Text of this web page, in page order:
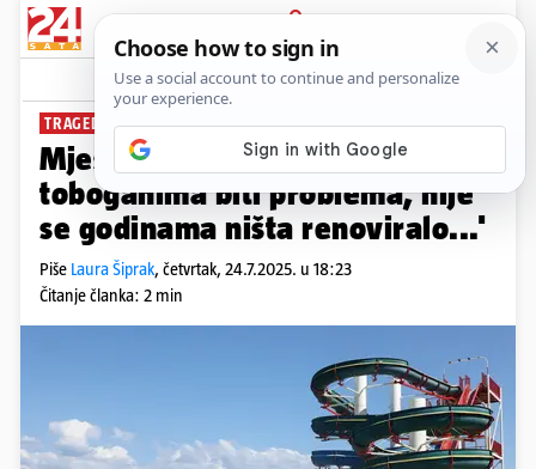
PRIJAVA
News
TRAGEDIJA U LOPARU
Mještani u šoku: 'Već je znalo s
toboganima biti problema, nije
se godinama ništa renoviralo...'
Piše Laura Šiprak, četvrtak, 24.7.2025. u 18:23
Čitanje članka: 2 min